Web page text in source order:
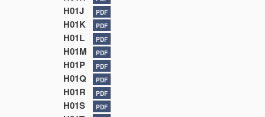
H01J PDF
H01K PDF
H01L PDF
H01M PDF
H01P PDF
H01Q PDF
H01R PDF
H01S PDF